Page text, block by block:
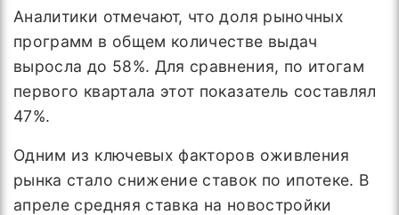
Аналитики отмечают, что доля рыночных
программ в общем количестве выдач
выросла до 58%. Для сравнения, по итогам
первого квартала этот показатель составлял
47%.
Одним из ключевых факторов оживления
рынка стало снижение ставок по ипотеке. В
апреле средняя ставка на новостройки